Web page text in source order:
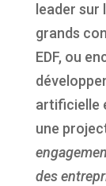
leader
grands
EDF, ou
artificielle
une
des